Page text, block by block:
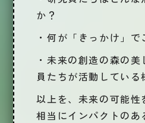
か？
・何が「きっかけ」で
・未来の創造の森の
員たちが活動している
以上を、未来の可能性
相当にインパクトのあ